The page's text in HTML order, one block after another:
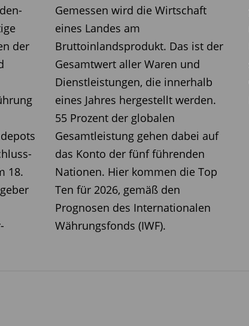
der
18.
Gemessen wird die Wirtschaft
eines Landes am
Bruttoinlandsprodukt. Das ist der
Gesamtwert aller Waren und
Dienstleistungen, die innerhalb
eines Jahres hergestellt werden.
55 Prozent der globalen
Gesamtleistung gehen dabei auf
das Konto der fünf führenden
Nationen. Hier kommen die Top
Ten für 2026, gemäß den
Prognosen des Internationalen
Währungsfonds (IWF).